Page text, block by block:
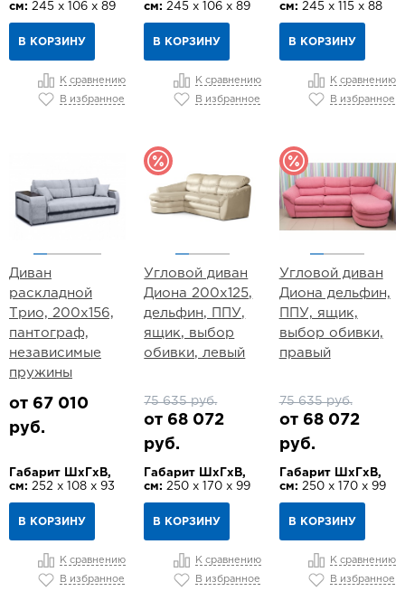
см: 245 х 106 х 89
В КОРЗИНУ
К сравнению
В избранное
см: 245 х 106 х 89
В КОРЗИНУ
К сравнению
В избранное
см: 245 х 115 х 88
В КОРЗИНУ
К сравнению
В избранное
Диван
раскладной
Трио, 200х156,
пантограф,
независимые
пружины
от 67 010
руб.
Габарит ШхГхВ,
см: 252 х 108 х 93
В КОРЗИНУ
К сравнению
В избранное
Угловой диван
Диона 200х125,
дельфин, ППУ,
ящик, выбор
обивки, левый
75 635 руб.
от 68 072
руб.
Габарит ШхГхВ,
см: 250 х 170 х 99
В КОРЗИНУ
К сравнению
В избранное
Угловой диван
Диона дельфин,
ППУ, ящик,
выбор обивки,
правый
75 635 руб.
от 68 072
руб.
Габарит ШхГхВ,
см: 250 х 170 х 99
В КОРЗИНУ
К сравнению
В избранное